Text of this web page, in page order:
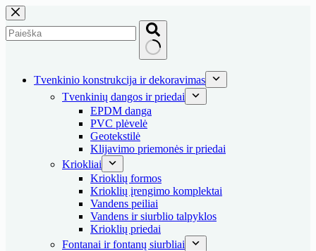
Skip
to
content
results Tvenkinio konstrukcija ir dekoravimas
Tvenkinių dangos ir priedai
EPDM danga
PVC plėvelė
Geotekstilė
Klijavimo priemonės ir priedai
Kriokliai
Krioklių formos
Krioklių įrengimo komplektai
Vandens peiliai
Vandens ir siurblio talpyklos
Krioklių priedai
Fontanai ir fontanų siurbliai